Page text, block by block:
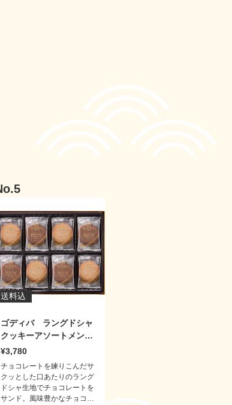
送料込
ゴディバ ラングドシャ
クッキーアソートメント
（３０枚）
3,780
チョコレートを練りこんだサ
クッとした口あたりのラング
ドシャ生地でチョコレートを
サンド。風味豊かなチョコレ